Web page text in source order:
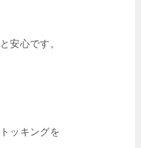
安心です。
ッキングを